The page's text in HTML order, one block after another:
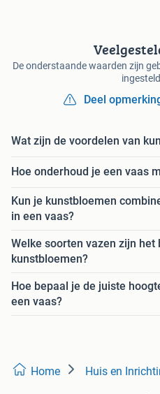
De onderstaande waarden zijn
Deel
Wat zijn de voordelen van
Hoe onderhoud je een vaas
Kun je kunstbloemen
in een vaas?
Welke soorten vazen zijn het
kunstbloemen?
Hoe bepaal je de juiste
een vaas?
Home Huis en